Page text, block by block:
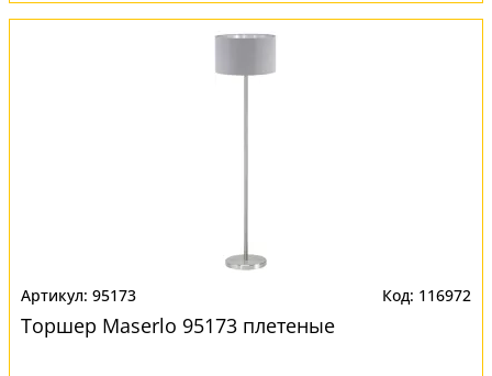
95173 116972
Торшер Maserlo 95173 плетеные